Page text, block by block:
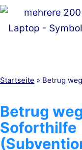
Abmahnung
Startseite » Betrug
Betrug
Soforthilfe